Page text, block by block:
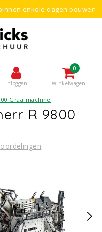
enkele dagen bouwen!
Inloggen
0
Winkelwagen
Graafmachine
R 9800